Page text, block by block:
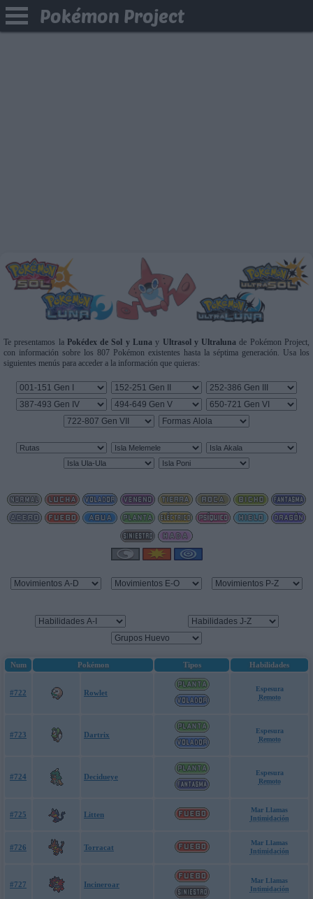
Pokémon Project
Te presentamos la Pokédex de Sol y Luna y Ultrasol y Ultraluna de Pokémon Project,
con información sobre los 807 Pokémon existentes hasta la séptima generación. Usa los
siguientes menús para acceder a la información que quieras:
Num Pokémon Tipos Habilidades
#722 Rowlet
Espesura
Remoto
#723 Dartrix
Espesura
Remoto
#724 Decidueye
Espesura
Remoto
#725 Litten
Mar Llamas
Intimidación
#726 Torracat
Mar Llamas
Intimidación
#727 Incineroar
Mar Llamas
Intimidación